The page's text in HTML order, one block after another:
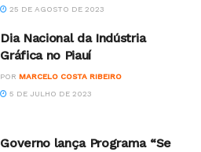
25 DE AGOSTO DE 2023
Dia Nacional da Indústria
Gráfica no Piauí
POR MARCELO COSTA RIBEIRO
5 DE JULHO DE 2023
Governo lança Programa “Se